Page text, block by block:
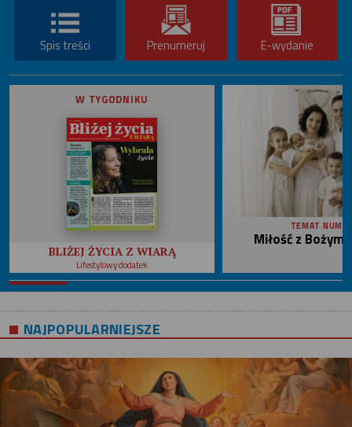
Spis treści Prenumeruj E-wydanie
W TYGODNIKU
BLIŻEJ ŻYCIA Z WIARĄ
Lifestylowy dodatek
TEMAT
Miłość z
NAJPOPULARNIEJSZE